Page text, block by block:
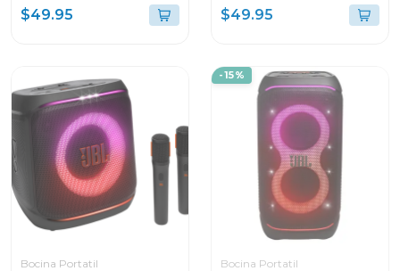
NEGRO RESISTENTE
AL AGUA Y POLVO GO4
$49.95
resistente al agua y
polvo go4
$49.95
Bocina Portatil
-15%
Bocina Portatil